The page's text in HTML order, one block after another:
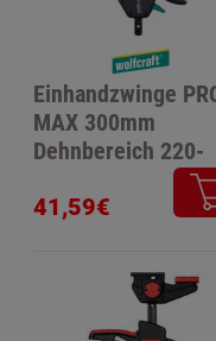
Einhandzwinge
MAX 300mm
Dehnbereich 220-
41,59€